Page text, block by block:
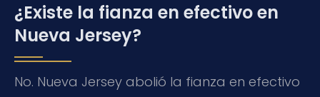
¿Existe la fianza en efectivo en
Nueva Jersey?
No. Nueva Jersey abolió la fianza en efectivo